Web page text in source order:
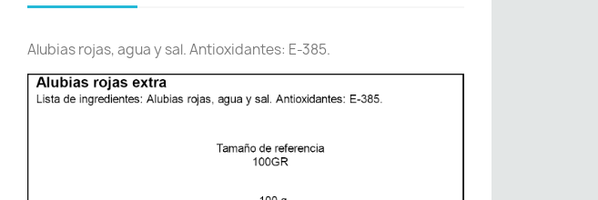
Alubias rojas, agua y sal. Antioxidantes: E-385.